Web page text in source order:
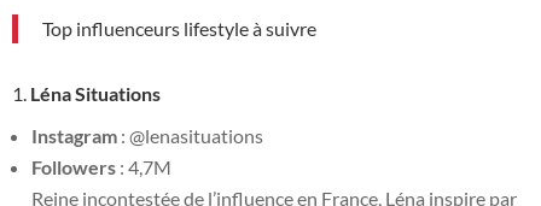
Top influenceurs lifestyle à suivre
1. Léna Situations
Instagram : @lenasituations
Followers : 4,7M
Reine incontestée de l’influence en France, Léna inspire par